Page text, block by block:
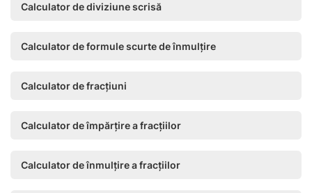
Calculator de diviziune scrisă
Calculator de formule scurte de înmulțire
Calculator de fracțiuni
Calculator de împărțire a fracțiilor
Calculator de înmulțire a fracțiilor